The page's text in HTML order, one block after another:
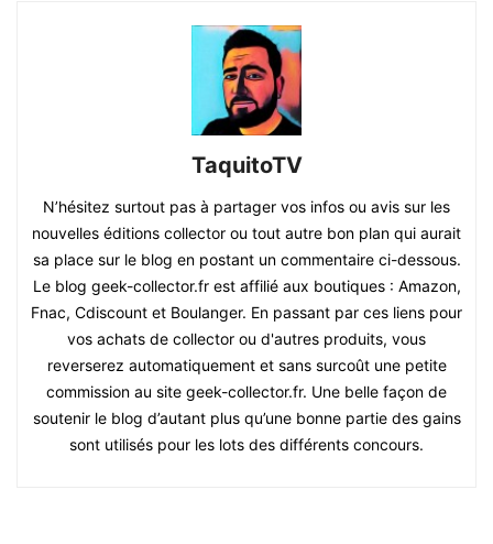
TaquitoTV
N’hésitez surtout pas à partager vos infos ou avis sur les
nouvelles éditions collector ou tout autre bon plan qui aurait
sa place sur le blog en postant un commentaire ci-dessous.
Le blog geek-collector.fr est affilié aux boutiques : Amazon,
Fnac, Cdiscount et Boulanger. En passant par ces liens pour
vos achats de collector ou d'autres produits, vous
reverserez automatiquement et sans surcoût une petite
commission au site geek-collector.fr. Une belle façon de
soutenir le blog d’autant plus qu’une bonne partie des gains
sont utilisés pour les lots des différents concours.